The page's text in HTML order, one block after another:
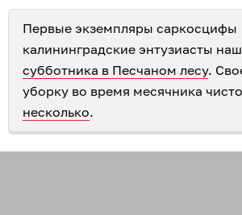
Первые экземпляры саркосцифы
калининградские энтузиасты
субботника в Песчаном лесу.
уборку во время месячника
несколько.